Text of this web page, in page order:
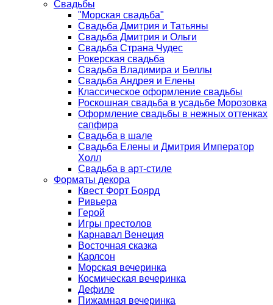
Свадьбы
"Морская свадьба"
Свадьба Дмитрия и Татьяны
Свадьба Дмитрия и Ольги
Свадьба Страна Чудес
Рокерская свадьба
Свадьба Владимира и Беллы
Свадьба Андрея и Елены
Классическое оформление свадьбы
Роскошная свадьба в усадьбе Морозовка
Оформление свадьбы в нежных оттенках
сапфира
Свадьба в шале
Свадьба Елены и Дмитрия Император
Холл
Свадьба в арт-стиле
Форматы декора
Квест Форт Боярд
Ривьера
Герой
Игры престолов
Карнавал Венеция
Восточная сказка
Карлсон
Морская вечеринка
Космическая вечеринка
Дефиле
Пижамная вечеринка